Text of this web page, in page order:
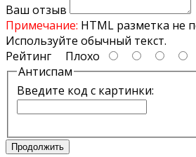
аэропортах.
Применения
За короткий период, рация стала
активных видов спорта в горах,
и на водоёмах, крупных мероприятий
Так же используют для связи между
Ваш отзыв
Примечание: HTML разметка не
Используйте обычный текст.
Рейтинг Плохо
Антиспам
Введите код с картинки:
Продолжить